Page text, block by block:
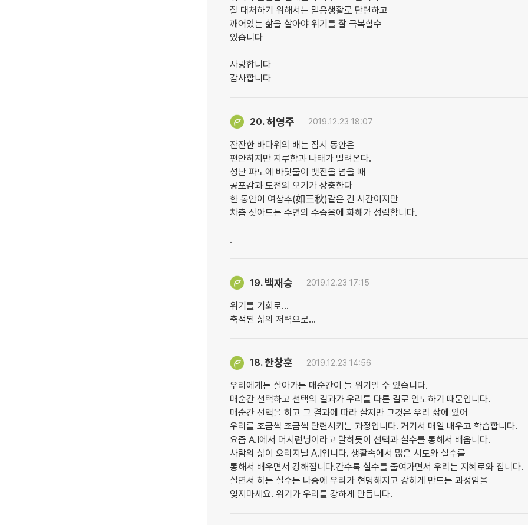
잘 대처하기 위해서는 믿음생활로 단련하고
깨어있는 삶을 살아야 위기를 잘 극복할수
있습니다
사랑합니다
감사합니다
20.허영주 2019.12.23 18:07
잔잔한 바다위의 배는 잠시 동안은
편안하지만 지루함과 나태가 밀려온다.
성난 파도에 바닷물이 뱃전을 넘을 때
공포감과 도전의 오기가 상충한다
한 동안이 여삼추(如三秋)같은 긴 시간이지만
차츰 잦아드는 수면의 수즙음에 화해가 성립합니다.
.
19. 백재승 2019.12.23 17:15
위기를 기회로...
축적된 삶의 저력으로...
18.한창훈 2019.12.23 14:56
우리에게는 살아가는 매순간이 늘 위기일 수 있습니다.
매순간 선택하고 선택의 결과가 우리를 다른 길로 인도하기 때문입니다.
매순간 선택을 하고 그 결과에 따라 살지만 그것은 우리 삶에 있어
우리를 조금씩 조금씩 단련시키는 과정입니다. 거기서 매일 배우고 학습합니다.
요즘 A.I에서 머시런닝이라고 말하듯이 선택과 실수를 통해서 배웁니다.
사람의 삶이 오리지널 A.I입니다. 생활속에서 많은 시도와 실수를
통해서 배우면서 강해집니다.간수록 실수를 줄여가면서 우리는 지혜로와 집니다.
살면서 하는 실수는 나중에 우리가 현명해지고 강하게 만드는 과정임을
잊지마세요. 위기가 우리를 강하게 만듭니다.